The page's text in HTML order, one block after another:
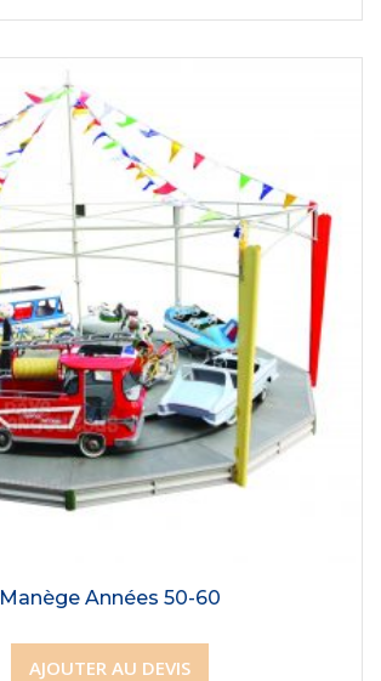
Manège Années 50-60
AJOUTER AU DEVIS